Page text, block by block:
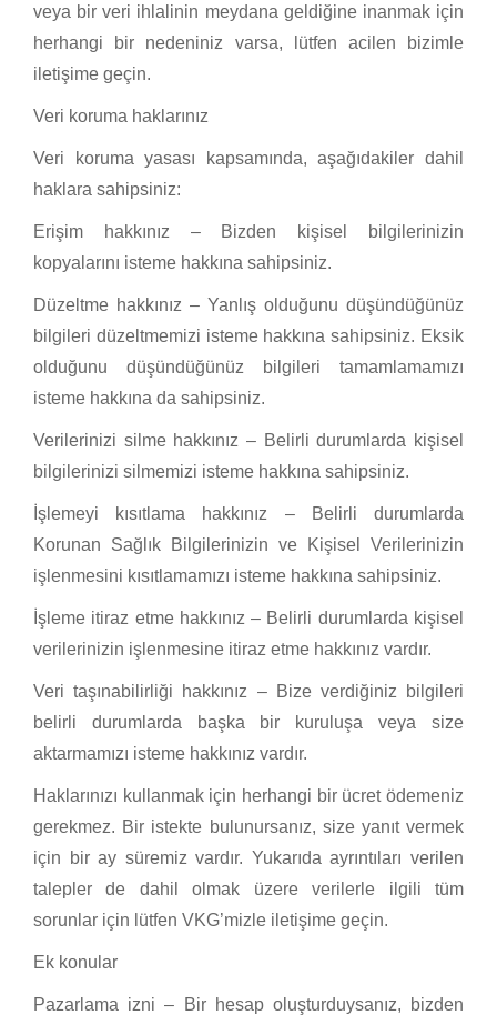
veya bir veri ihlalinin meydana geldiğine inanmak için
herhangi bir nedeniniz varsa, lütfen acilen bizimle
iletişime geçin.
Veri koruma haklarınız
Veri koruma yasası kapsamında, aşağıdakiler dahil
haklara sahipsiniz:
Erişim hakkınız – Bizden kişisel bilgilerinizin
kopyalarını isteme hakkına sahipsiniz.
Düzeltme hakkınız – Yanlış olduğunu düşündüğünüz
bilgileri düzeltmemizi isteme hakkına sahipsiniz. Eksik
olduğunu düşündüğünüz bilgileri tamamlamamızı
isteme hakkına da sahipsiniz.
Verilerinizi silme hakkınız – Belirli durumlarda kişisel
bilgilerinizi silmemizi isteme hakkına sahipsiniz.
İşlemeyi kısıtlama hakkınız – Belirli durumlarda
Korunan Sağlık Bilgilerinizin ve Kişisel Verilerinizin
işlenmesini kısıtlamamızı isteme hakkına sahipsiniz.
İşleme itiraz etme hakkınız – Belirli durumlarda kişisel
verilerinizin işlenmesine itiraz etme hakkınız vardır.
Veri taşınabilirliği hakkınız – Bize verdiğiniz bilgileri
belirli durumlarda başka bir kuruluşa veya size
aktarmamızı isteme hakkınız vardır.
Haklarınızı kullanmak için herhangi bir ücret ödemeniz
gerekmez. Bir istekte bulunursanız, size yanıt vermek
için bir ay süremiz vardır. Yukarıda ayrıntıları verilen
talepler de dahil olmak üzere verilerle ilgili tüm
sorunlar için lütfen VKG’mizle iletişime geçin.
Ek konular
Pazarlama izni – Bir hesap oluşturduysanız, bizden